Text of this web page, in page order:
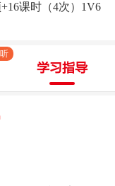
课时（4次）1V6
学习指导